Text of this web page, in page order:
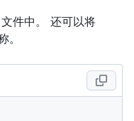
文件中。 还可以将
。